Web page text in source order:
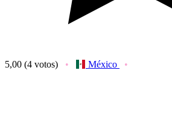
5,00 (4 votos) México